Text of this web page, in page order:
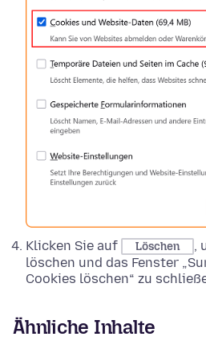
Klicken Sie auf Löschen
,
löschen und das Fenster
Cookies löschen“ zu
Ähnliche Inhalte